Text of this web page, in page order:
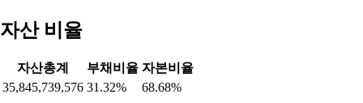
자산 비율
자산총계 부채비율 자본비율
35,845,739,576 31.32% 68.68%